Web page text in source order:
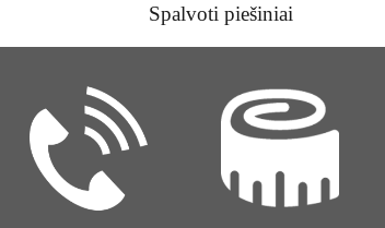
Spalvoti piešiniai